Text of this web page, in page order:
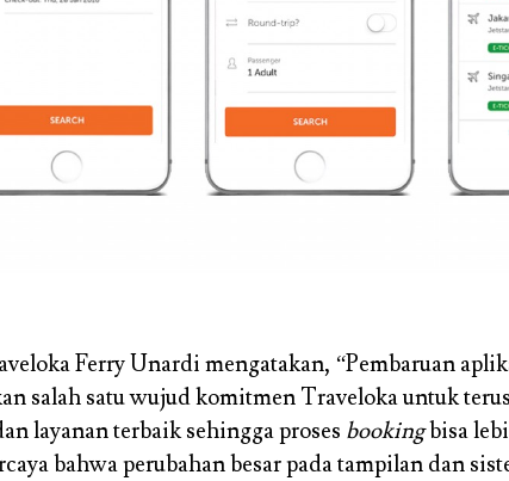
Ferry Unardi mengatakan, “Pembaruan
salah satu wujud komitmen Traveloka untuk
layanan terbaik sehingga proses bookingbisa
bahwa perubahan besar pada tampilan dan